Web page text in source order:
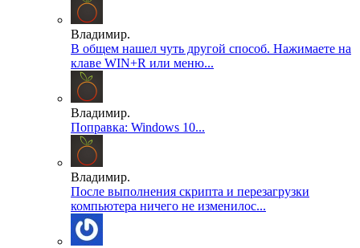
Владимир.
В общем нашел чуть другой способ. Нажимаете на
клаве WIN+R или меню...
Владимир.
Поправка: Windows 10...
Владимир.
После выполнения скрипта и перезагрузки
компьютера ничего не изменилос...